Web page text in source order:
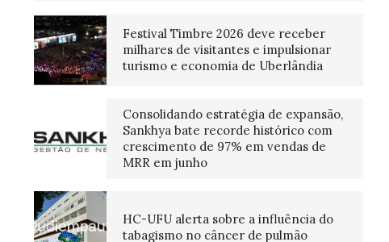
Festival Timbre 2026 deve receber
milhares de visitantes e impulsionar
turismo e economia de Uberlândia
Consolidando estratégia de expansão,
Sankhya bate recorde histórico com
crescimento de 97% em vendas de
MRR em junho
HC-UFU alerta sobre a influência do
tabagismo no câncer de pulmão